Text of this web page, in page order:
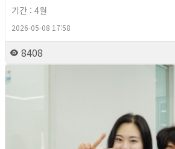
기간 : 4월
2026-05-08 17:58
8408